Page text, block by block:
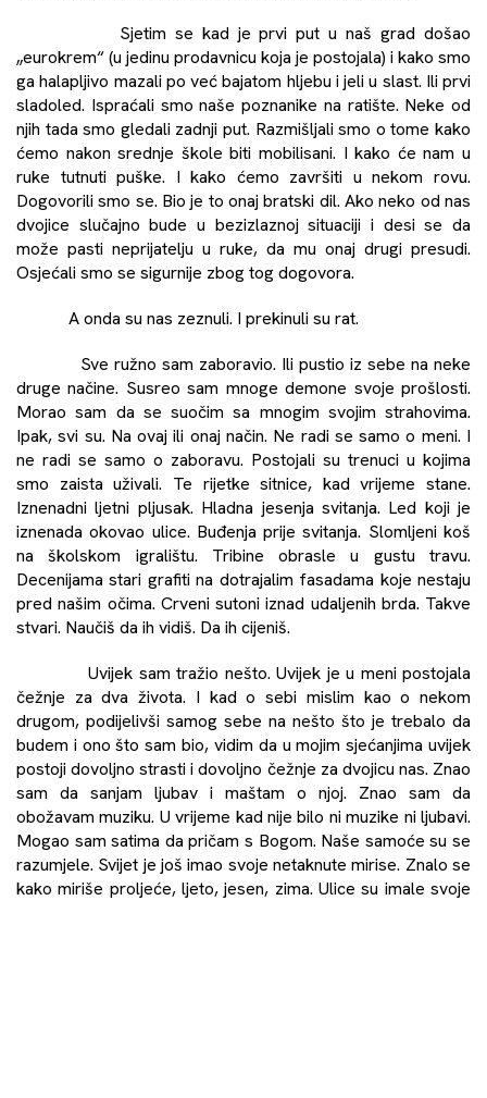
Sjetim se kad je prvi put u naš grad došao
„eurokrem“ (u jedinu prodavnicu koja je postojala) i kako smo
ga halapljivo mazali po već bajatom hljebu i jeli u slast. Ili prvi
sladoled. Ispraćali smo naše poznanike na ratište. Neke od
njih tada smo gledali zadnji put. Razmišljali smo o tome kako
ćemo nakon srednje škole biti mobilisani. I kako će nam u
ruke tutnuti puške. I kako ćemo završiti u nekom rovu.
Dogovorili smo se. Bio je to onaj bratski dil. Ako neko od nas
dvojice slučajno bude u bezizlaznoj situaciji i desi se da
može pasti neprijatelju u ruke, da mu onaj drugi presudi.
Osjećali smo se sigurnije zbog tog dogovora.
A onda su nas zeznuli. I prekinuli su rat.
Sve ružno sam zaboravio. Ili pustio iz sebe na neke
druge načine. Susreo sam mnoge demone svoje prošlosti.
Morao sam da se suočim sa mnogim svojim strahovima.
Ipak, svi su. Na ovaj ili onaj način. Ne radi se samo o meni. I
ne radi se samo o zaboravu. Postojali su trenuci u kojima
smo zaista uživali. Te rijetke sitnice, kad vrijeme stane.
Iznenadni ljetni pljusak. Hladna jesenja svitanja. Led koji je
iznenada okovao ulice. Buđenja prije svitanja. Slomljeni koš
na školskom igralištu. Tribine obrasle u gustu travu.
Decenijama stari grafiti na dotrajalim fasadama koje nestaju
pred našim očima. Crveni sutoni iznad udaljenih brda. Takve
stvari. Naučiš da ih vidiš. Da ih cijeniš.
Uvijek sam tražio nešto. Uvijek je u meni postojala
čežnje za dva života. I kad o sebi mislim kao o nekom
drugom, podijelivši samog sebe na nešto što je trebalo da
budem i ono što sam bio, vidim da u mojim sjećanjima uvijek
postoji dovoljno strasti i dovoljno čežnje za dvojicu nas. Znao
sam da sanjam ljubav i maštam o njoj. Znao sam da
obožavam muziku. U vrijeme kad nije bilo ni muzike ni ljubavi.
Mogao sam satima da pričam s Bogom. Naše samoće su se
razumjele. Svijet je još imao svoje netaknute mirise. Znalo se
kako miriše proljeće, ljeto, jesen, zima. Ulice su imale svoje